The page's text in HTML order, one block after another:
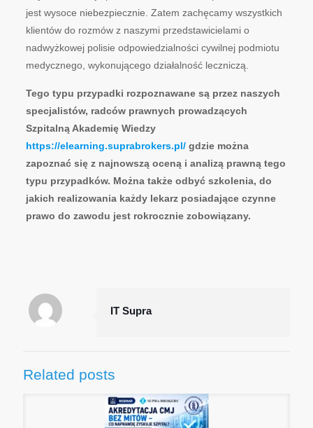
jest wysoce niebezpiecznie. Zatem zachęcamy wszystkich
klientów do rozmów z naszymi przedstawicielami o
nadwyżkowej polisie odpowiedzialności cywilnej podmiotu
medycznego, wykonującego działalność leczniczą.
Tego typu przypadki rozpoznawane są przez naszych
specjalistów, radców prawnych prowadzących
Szpitalną Akademię Wiedzy
https://elearning.suprabrokers.pl/gdzie można
zapoznać się z najnowszą oceną i analizą prawną tego
typu przypadków. Można także odbyć szkolenia, do
jakich realizowania każdy lekarz posiadające czynne
prawo do zawodu jest rokrocznie zobowiązany.
IT Supra
Related posts